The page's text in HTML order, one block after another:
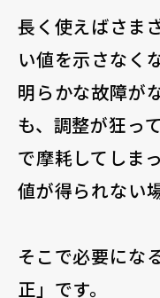
長く使えばさま
い値を示さなく
明らかな故障が
も、調整が狂っ
で摩耗してしま
値が得られない
そこで必要にな
正」です。